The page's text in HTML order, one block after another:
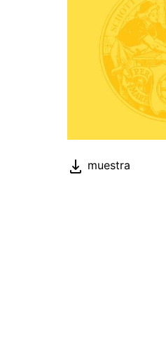
muestra